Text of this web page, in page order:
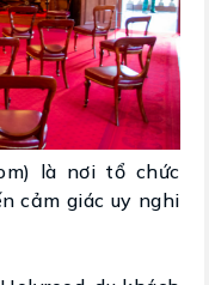
là nơi tổ chức
cảm giác uy nghi